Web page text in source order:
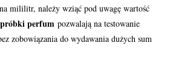
mililitr, należy wziąć pod uwagę wartość
perfum pozwalają na testowanie
zobowiązania do wydawania dużych sum